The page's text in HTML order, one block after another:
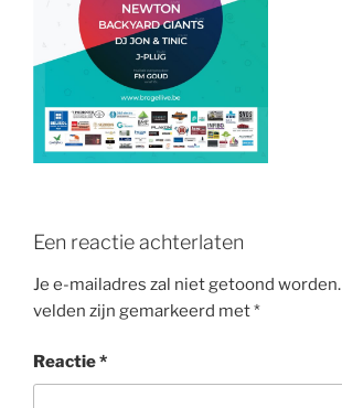
k
Een reactie achterlaten
Je e-mailadres zal niet getoond worden.
velden zijn gemarkeerd met*
Reactie*